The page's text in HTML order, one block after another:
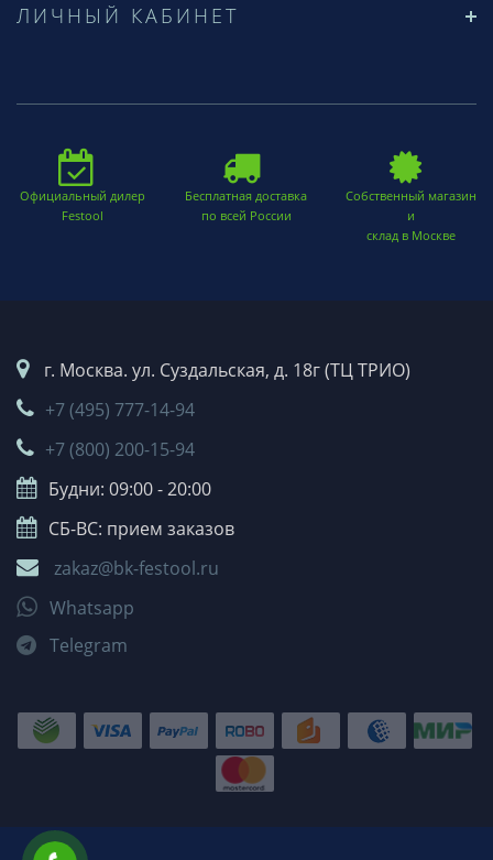
ЛИЧНЫЙ КАБИНЕТ
Официальный дилер
Festool
Бесплатная доставка
по всей России
Собственный магазин
и
склад в Москве
г. Москва. ул. Суздальская, д. 18г (ТЦ ТРИО)
+7 (495) 777-14-94
+7 (800) 200-15-94
Будни: 09:00 - 20:00
СБ-ВС: прием заказов
zakaz@bk-festool.ru
Whatsapp
Telegram